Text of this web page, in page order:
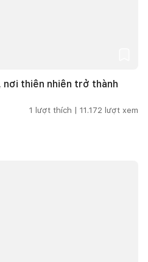
nơi thiên nhiên trở thành
1 lượt thích | 11.172 lượt xem